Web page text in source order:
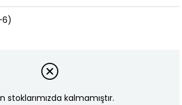
6)
stoklarımızda kalmamıştır.